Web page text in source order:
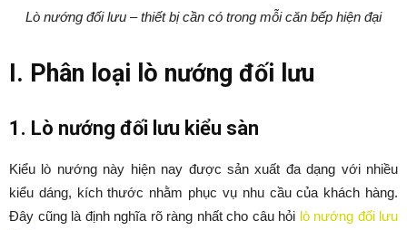
Lò nướng đối lưu – thiết bị cần có trong mỗi căn bếp hiện đại
I. Phân loại lò nướng đối lưu
1. Lò nướng đối lưu kiểu sàn
Kiểu lò nướng này hiện nay được sản xuất đa dạng với nhiều
kiểu dáng, kích thước nhằm phục vụ nhu cầu của khách hàng.
Đây cũng là định nghĩa rõ ràng nhất cho câu hỏi lò nướng đối lưu